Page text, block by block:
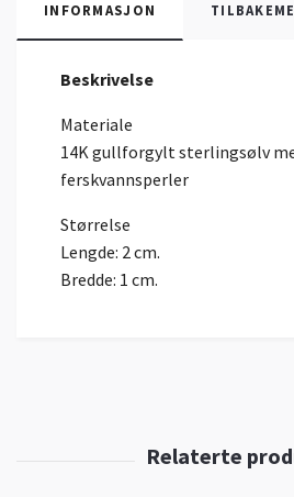
INFORMASJON
Beskrivelse
Materiale
14Kgullforgyltsterlingsølv
ferskvannsperler
Størrelse
Lengde: 2 cm.
Bredde: 1 cm.